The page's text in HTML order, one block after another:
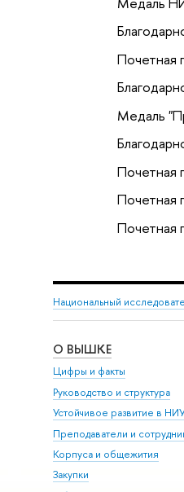
Почетная
Медаль
Почетная
Почетная
Почетная
Национальный
О ВЫШКЕ
Цифры и факты
Руководство и структура
Устойчивое развитие в
Преподаватели и
Корпуса и общежития
Закупки